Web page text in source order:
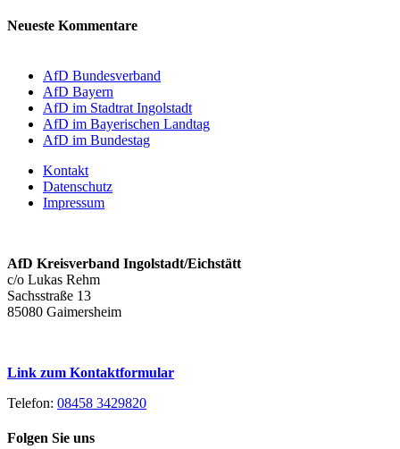
Neueste Kommentare
AfD Bundesverband
AfD Bayern
AfD im Stadtrat Ingolstadt
AfD im Bayerischen Landtag
AfD im Bundestag
Kontakt
Datenschutz
Impressum
AfD Kreisverband Ingolstadt/Eichstätt
c/o Lukas Rehm
Sachsstraße 13
85080 Gaimersheim
Link zum Kontaktformular
Telefon: 08458 3429820
Folgen Sie uns